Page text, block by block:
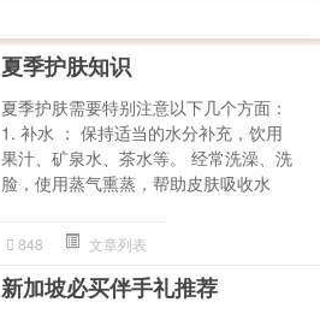
夏季护肤知识
夏季护肤需要特别注意以下几个方面：
1. 补水 ： 保持适当的水分补充，饮用
果汁、矿泉水、茶水等。 经常洗澡、洗
脸，使用蒸气熏蒸，帮助皮肤吸收水
848 文章列表
新加坡必买伴手礼推荐